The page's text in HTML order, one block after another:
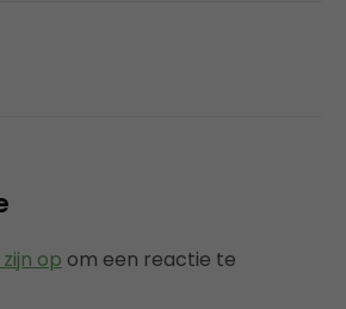
op om een reactie te